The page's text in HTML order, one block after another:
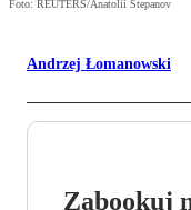
Foto: REUTERS/Anatolii Stepanov
Andrzej Łomanowski
Zabookuj